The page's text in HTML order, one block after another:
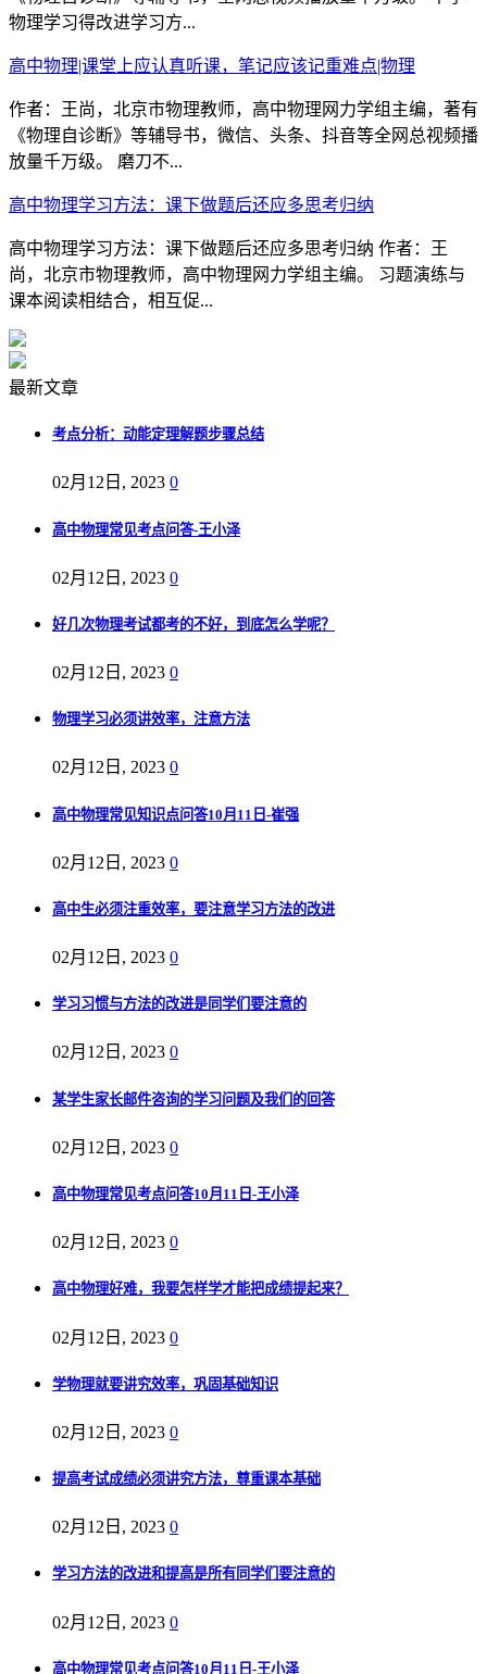
物理学习得改进学习方...
高中物理|课堂上应认真听课，笔记应该记重难点|物理
作者：王尚，北京市物理教师，高中物理网力学组主编，著有
《物理自诊断》等辅导书，微信、头条、抖音等全网总视频播
放量千万级。 磨刀不...
高中物理学习方法：课下做题后还应多思考归纳
高中物理学习方法：课下做题后还应多思考归纳 作者：王
尚，北京市物理教师，高中物理网力学组主编。 习题演练与
课本阅读相结合，相互促...
最新文章
考点分析：动能定理解题步骤总结
02月12日, 2023 0
高中物理常见考点问答-王小泽
02月12日, 2023 0
好几次物理考试都考的不好，到底怎么学呢？
02月12日, 2023 0
物理学习必须讲效率，注意方法
02月12日, 2023 0
高中物理常见知识点问答10月11日-崔强
02月12日, 2023 0
高中生必须注重效率，要注意学习方法的改进
02月12日, 2023 0
学习习惯与方法的改进是同学们要注意的
02月12日, 2023 0
某学生家长邮件咨询的学习问题及我们的回答
02月12日, 2023 0
高中物理常见考点问答10月11日-王小泽
02月12日, 2023 0
高中物理好难，我要怎样学才能把成绩提起来？
02月12日, 2023 0
学物理就要讲究效率，巩固基础知识
02月12日, 2023 0
提高考试成绩必须讲究方法，尊重课本基础
02月12日, 2023 0
学习方法的改进和提高是所有同学们要注意的
02月12日, 2023 0
高中物理常见考点问答10月11日-王小泽